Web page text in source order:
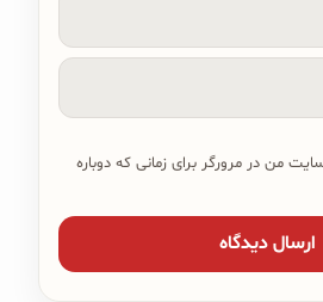
من در مرورگر برای زمانی که دوباره